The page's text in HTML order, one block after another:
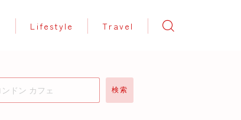
Lifestyle Travel
検索